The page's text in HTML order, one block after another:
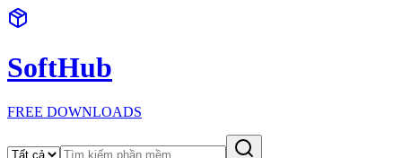
SoftHub
FREE DOWNLOADS